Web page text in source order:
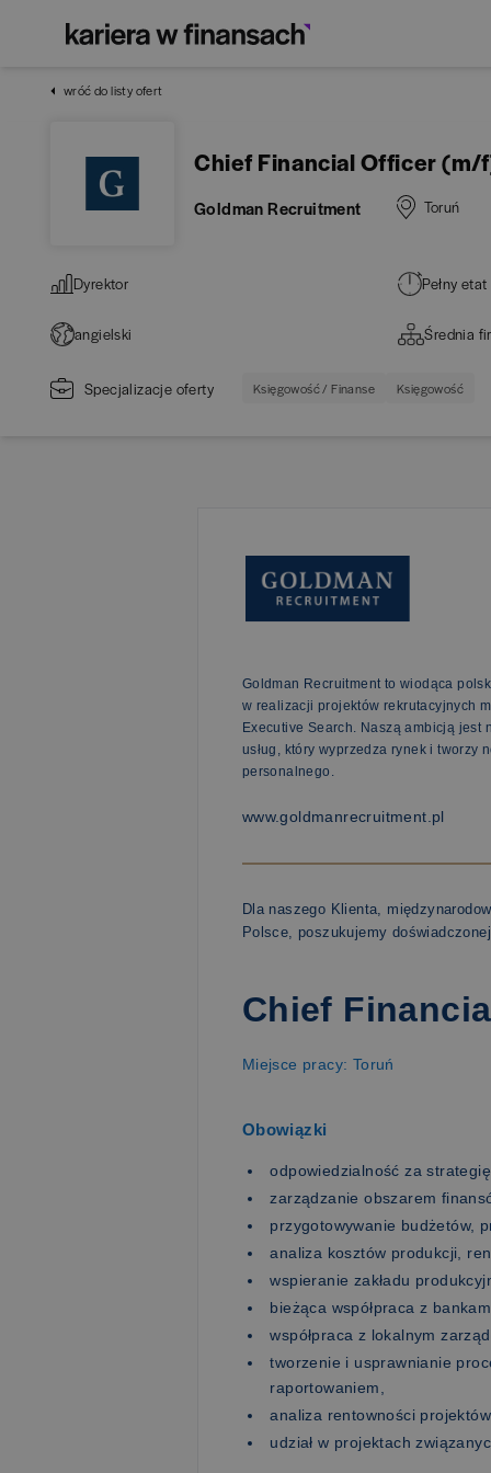
wróć do listy ofert
Chief Financial Officer (m/
Goldman Recruitment Toruń
Dyrektor Pełny etat
angielski Średnia
Specjalizacje oferty Księgowość / Finanse Księgowość
Goldman Recruitment to wiodąca
w realizacji projektów rekrutacyjnych
Executive Search. Naszą ambicją jest
usług, który wyprzedza rynek i tworzy
personalnego.
www.goldmanrecruitment.pl
Dla naszego Klienta,
Polsce, poszukujemy
Chief
Miejsce pracy: Toruń
Obowiązki
odpowiedzialność za
zarządzanie obszarem
przygotowywanie budżetów,
analiza kosztów produkcji,
wspieranie zakładu
bieżąca współpraca z
współpraca z lokalnym
tworzenie i usprawnianie
raportowaniem,
analiza rentowności
udział w projektach